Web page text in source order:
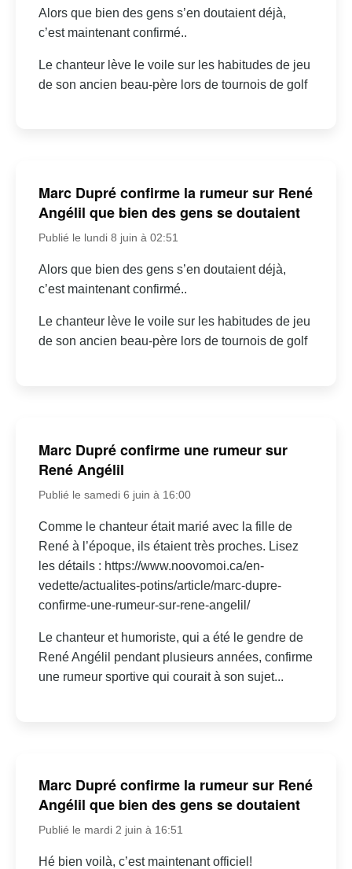
Alors que bien des gens s’en doutaient déjà,
c’est maintenant confirmé..
Le chanteur lève le voile sur les habitudes de jeu
de son ancien beau-père lors de tournois de golf
Marc Dupré confirme la rumeur sur René
Angélil que bien des gens se doutaient
Publié le lundi 8 juin à 02:51
Alors que bien des gens s’en doutaient déjà,
c’est maintenant confirmé..
Le chanteur lève le voile sur les habitudes de jeu
de son ancien beau-père lors de tournois de golf
Marc Dupré confirme une rumeur sur
René Angélil
Publié le samedi 6 juin à 16:00
Comme le chanteur était marié avec la fille de
René à l’époque, ils étaient très proches. Lisez
les détails : https://www.noovomoi.ca/en-
vedette/actualites-potins/article/marc-dupre-
confirme-une-rumeur-sur-rene-angelil/
Le chanteur et humoriste, qui a été le gendre de
René Angélil pendant plusieurs années, confirme
une rumeur sportive qui courait à son sujet...
Marc Dupré confirme la rumeur sur René
Angélil que bien des gens se doutaient
Publié le mardi 2 juin à 16:51
Hé bien voilà, c’est maintenant officiel!